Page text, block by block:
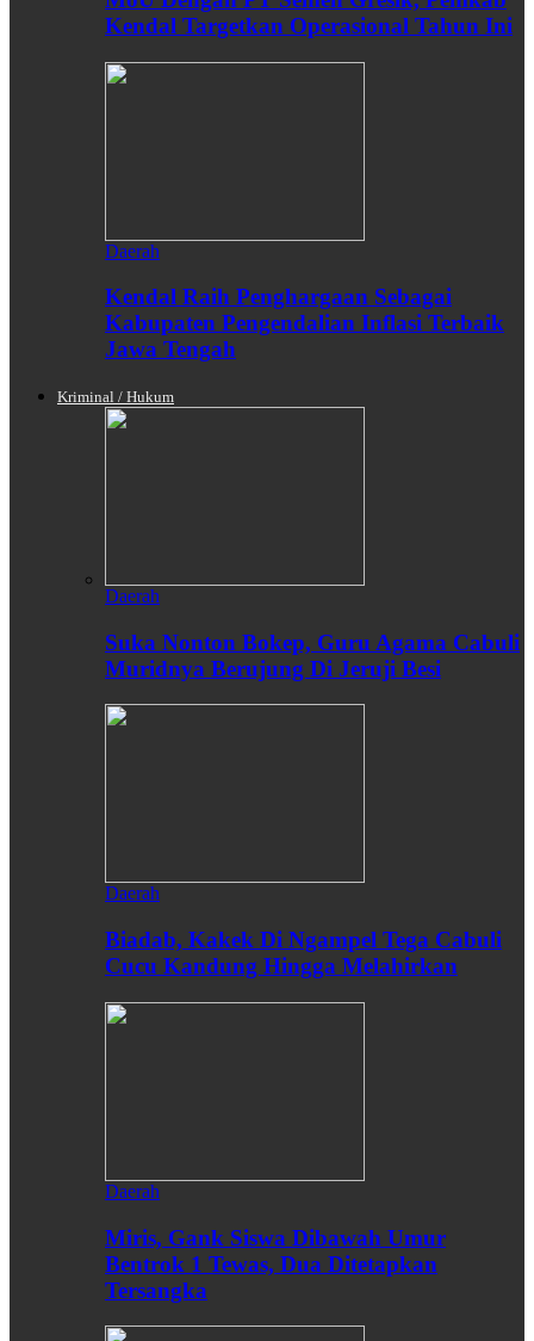
Kendal Targetkan Operasional Tahun Ini
Daerah
Kendal Raih Penghargaan Sebagai
Kabupaten Pengendalian Inflasi Terbaik
Jawa Tengah
Kriminal / Hukum
Daerah
Suka Nonton Bokep, Guru Agama Cabuli
Muridnya Berujung Di Jeruji Besi
Daerah
Biadab, Kakek Di Ngampel Tega Cabuli
Cucu Kandung Hingga Melahirkan
Daerah
Miris, Gank Siswa Dibawah Umur
Bentrok 1 Tewas, Dua Ditetapkan
Tersangka